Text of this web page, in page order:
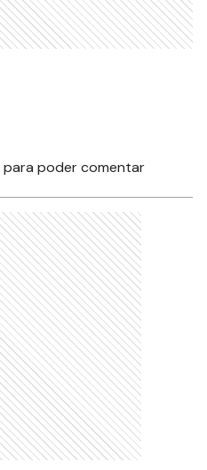
para poder comentar